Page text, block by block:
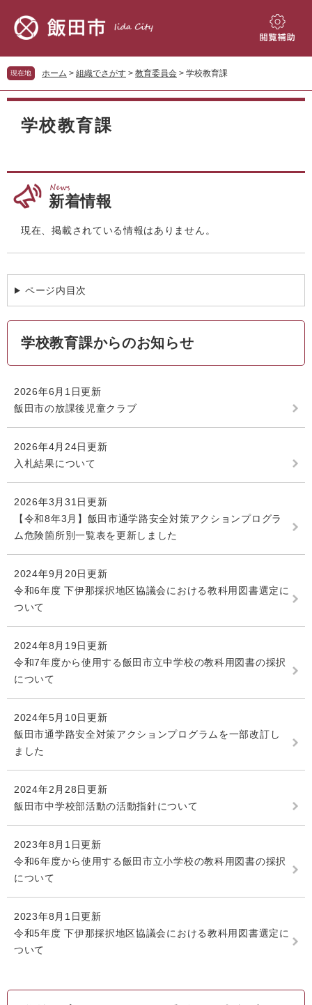
先
頭
を
飛
閲
現在地 ホーム > 組織でさがす > 教育委員会 > 学校教育課
本
学校教育課
新着情報
現在、掲載されている情報はありません。
ページ内目次
学校教育課からのお知らせ
2026年6月1日更新
飯田市の放課後児童クラブ
2026年4月24日更新
入札結果について
2026年3月31日更新
【令和8年3月】飯田市通学路安全対策アクションプログラ
ム危険箇所別一覧表を更新しました
2024年9月20日更新
令和6年度 下伊那採択地区協議会における教科用図書選定に
ついて
2024年8月19日更新
令和7年度から使用する飯田市立中学校の教科用図書の採択
について
2024年5月10日更新
飯田市通学路安全対策アクションプログラムを一部改訂し
ました
2024年2月28日更新
飯田市中学校部活動の活動指針について
2023年8月1日更新
令和6年度から使用する飯田市立小学校の教科用図書の採択
について
2023年8月1日更新
令和5年度 下伊那採択地区協議会における教科用図書選定に
ついて